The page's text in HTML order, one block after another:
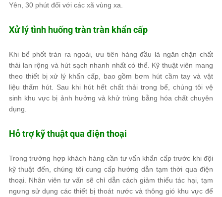
Yên, 30 phút đối với các xã vùng xa.
Xử lý tình huống tràn tràn khẩn cấp
Khi bể phốt tràn ra ngoài, ưu tiên hàng đầu là ngăn chặn chất
thải lan rộng và hút sạch nhanh nhất có thể. Kỹ thuật viên mang
theo thiết bị xử lý khẩn cấp, bao gồm bơm hút cầm tay và vật
liệu thấm hút. Sau khi hút hết chất thải trong bể, chúng tôi vệ
sinh khu vực bị ảnh hưởng và khử trùng bằng hóa chất chuyên
dụng.
Hỗ trợ kỹ thuật qua điện thoại
Trong trường hợp khách hàng cần tư vấn khẩn cấp trước khi đội
kỹ thuật đến, chúng tôi cung cấp hướng dẫn tạm thời qua điện
thoại. Nhân viên tư vấn sẽ chỉ dẫn cách giảm thiểu tác hại, tạm
ngưng sử dụng các thiết bị thoát nước và thông gió khu vực để